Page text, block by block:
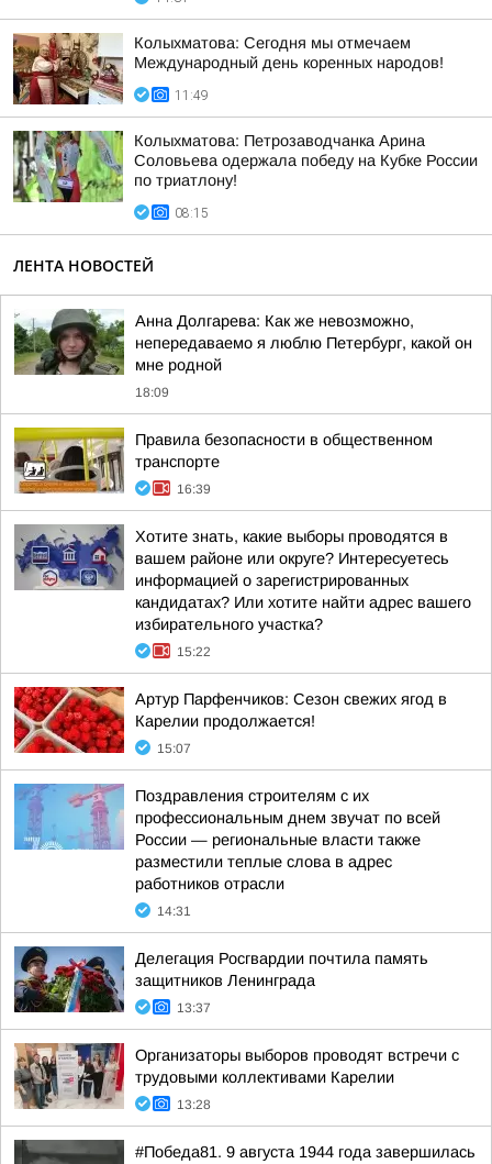
Колыхматова: Сегодня мы отмечаем
Международный день коренных народов!
11:49
Колыхматова: Петрозаводчанка Арина
Соловьева одержала победу на Кубке России
по триатлону!
08:15
ЛЕНТА НОВОСТЕЙ
Анна Долгарева: Как же невозможно,
непередаваемо я люблю Петербург, какой он
мне родной
18:09
Правила безопасности в общественном
транспорте
16:39
Хотите знать, какие выборы проводятся в
вашем районе или округе? Интересуетесь
информацией о зарегистрированных
кандидатах? Или хотите найти адрес вашего
избирательного участка?
15:22
Артур Парфенчиков: Сезон свежих ягод в
Карелии продолжается!
15:07
Поздравления строителям с их
профессиональным днем звучат по всей
России — региональные власти также
разместили теплые слова в адрес
работников отрасли
14:31
Делегация Росгвардии почтила память
защитников Ленинграда
13:37
Организаторы выборов проводят встречи с
трудовыми коллективами Карелии
13:28
#Победа81. 9 августа 1944 года завершилась